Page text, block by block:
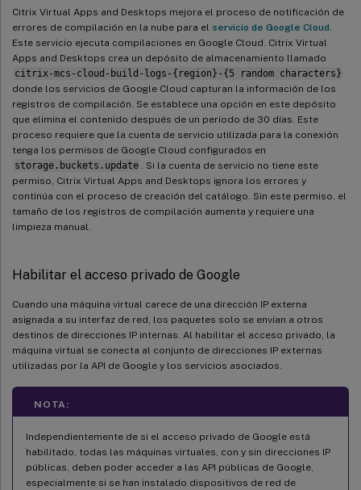
Citrix Virtual Apps and Desktops mejora el proceso de notificación de
errores de compilación en la nube para el servicio de Google Cloud
Este servicio ejecuta compilaciones en Google Cloud. Citrix Virtual
Apps and Desktops crea un depósito de almacenamiento llamado
citrix-mcs-cloud-build-logs-{region}-{5 random characters}
donde los servicios de Google Cloud capturan la información de los
registros de compilación. Se establece una opción en este depósito
que elimina el contenido después de un período de 30 días. Este
proceso requiere que la cuenta de servicio utilizada para la conexión
tenga los permisos de Google Cloud configurados en
storage.buckets.update
. Si la cuenta de servicio no tiene este
permiso, Citrix Virtual Apps and Desktops ignora los errores y
continúa con el proceso de creación del catálogo. Sin este permiso, el
tamaño de los registros de compilación aumenta y requiere una
limpieza manual.
Habilitar el acceso privado de Google
Cuando una máquina virtual carece de una dirección IP externa
asignada a su interfaz de red, los paquetes solo se envían a otros
destinos de direcciones IP internas. Al habilitar el acceso privado, la
máquina virtual se conecta al conjunto de direcciones IP externas
utilizadas por la API de Google y los servicios asociados.
NOTA:
Independientemente de si el acceso privado de Google está
habilitado, todas las máquinas virtuales, con y sin direcciones IP
públicas, deben poder acceder a las API públicas de Google,
especialmente si se han instalado dispositivos de red de